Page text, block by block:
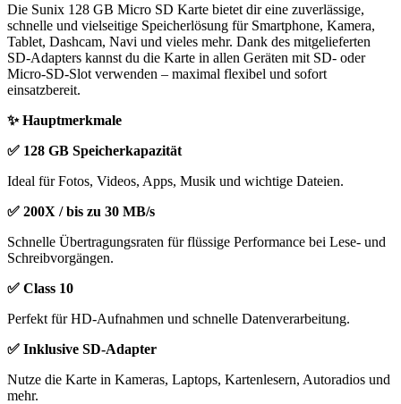
Die Sunix 128 GB Micro SD Karte bietet dir eine zuverlässige,
schnelle und vielseitige Speicherlösung für Smartphone, Kamera,
Tablet, Dashcam, Navi und vieles mehr. Dank des mitgelieferten
SD-Adapters kannst du die Karte in allen Geräten mit SD- oder
Micro-SD-Slot verwenden – maximal flexibel und sofort
einsatzbereit.
✨ Hauptmerkmale
✅ 128 GB Speicherkapazität
Ideal für Fotos, Videos, Apps, Musik und wichtige Dateien.
✅ 200X / bis zu 30 MB/s
Schnelle Übertragungsraten für flüssige Performance bei Lese- und
Schreibvorgängen.
✅ Class 10
Perfekt für HD-Aufnahmen und schnelle Datenverarbeitung.
✅ Inklusive SD-Adapter
Nutze die Karte in Kameras, Laptops, Kartenlesern, Autoradios und
mehr.